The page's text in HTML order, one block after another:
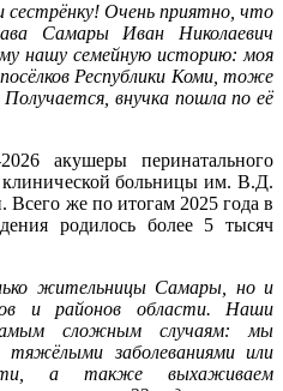
сестрёнку! Очень приятно, что
Самары Иван Николаевич
нашу семейную историю: моя
Республики Коми, тоже
внучка пошла по её
акушеры перинатального
клинической больницы им. В.Д.
Всего же по итогам 2025 года в
родилось более 5 тысяч
жительницы Самары, но и
и районов области. Наши
сложным случаям: мы
заболеваниями или
а также выхаживаем